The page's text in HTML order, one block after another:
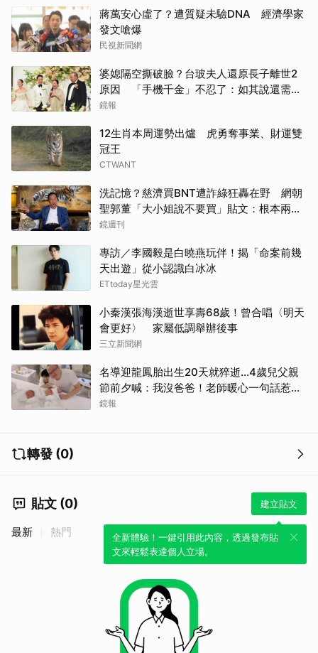
蔣萬安心虛了？遭質疑未驗DNA 經濟學家
發文嗆爆
民視新聞網
婆媳隔空撕破臉？台玻夫人還原長子離世2
原因 「手機千金」不忍了：如其說還需要
離開嗎？
鏡報
12生肖本周運勢出爐 虎勇奪事業、財運雙
冠王
CTWANT
洗記憶？慈濟買BNT遭詐綠狂轟在野 網朝
聖郭董「大小姐說不要買」貼文：根本兩碼
事
鏡週刊
專訪／李國毅是白曉燕玩伴！揭「命案前幾
天出遊」從小認識白冰冰
ETtoday星光雲
小秦漢張海漢逝世享壽68歲！曾合唱〈明天
會更好〉 家屬低調舉辦後事
三立新聞網
名導迎龍鳳胎出生20天就猝逝...4歲兒父親
節前夕喊：我沒爸爸！老師暖心一句話惹哭
遺孀
鏡報
轉發 (0)
貼文 (0) 建立貼文
全新體驗！一鍵引用此內容，透過發布貼
文來輕鬆表達個人立場。
最新 熱門